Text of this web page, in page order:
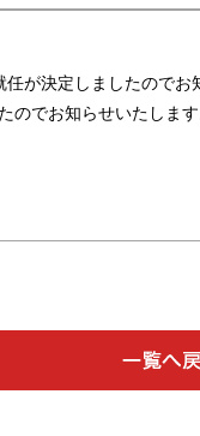
が決定しましたのでお
のでお知らせいたします